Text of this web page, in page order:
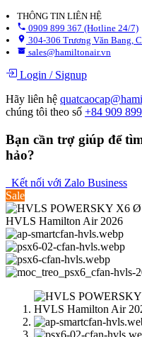
THÔNG TIN LIÊN HỆ
0909 899 367 (Hotline 24/7)
304-306 Trương Văn Bang,
sales@hamiltonair.vn
Login /Signup
Hãy liên hệ
chúng tôi theo số +84 909
Bạn cần trợ giúp để
hảo?
Kết nối với Zalo Business
Sale